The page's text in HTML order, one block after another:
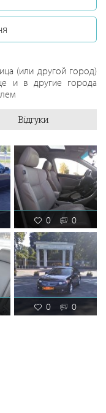
(или другой город)
и в другие города
Відгуки
0 0
0 0